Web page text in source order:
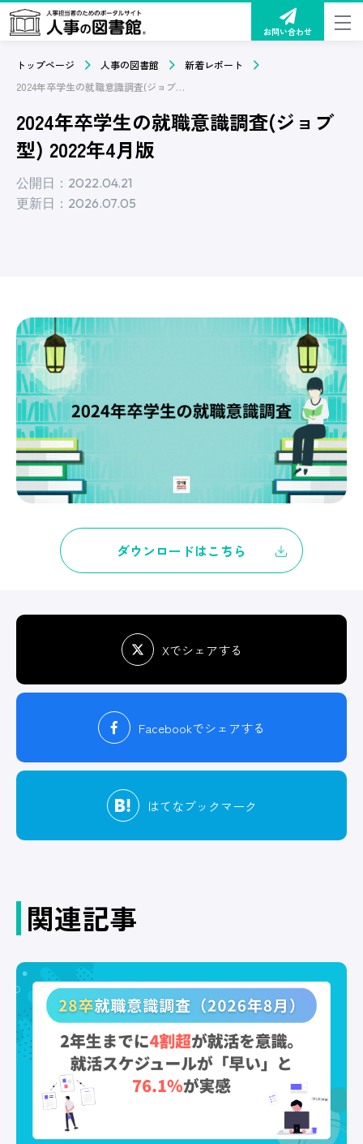
お問い合わせ
トップページ 人事の図書館
新着レポート
2024年卒学生の就職意識調査(ジョブ型) 2022年4月版
2024年卒学生の就職意識調査(ジョブ
型) 2022年4月版
公開日：2022.04.21
更新日：2026.07.05
ダウンロードはこちら
Xでシェアする
Facebookでシェアする
はてなブックマーク
関連記事